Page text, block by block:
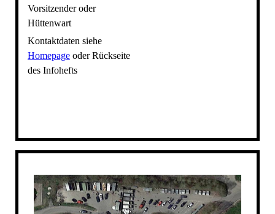
Vorsitzender oder
Hüttenwart
Kontaktdaten siehe
Homepageoder Rückseite
des Infohefts